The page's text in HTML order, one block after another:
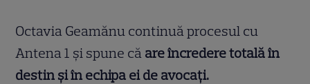
Octavia Geamănu continuă procesul cu
Antena 1 și spune că are încredere totală în
destin și în echipa ei de avocați.